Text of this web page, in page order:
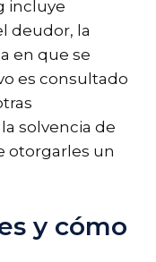
incluye
deudor, la
en que se
es consultado
solvencia de
otorgarles un
y cómo